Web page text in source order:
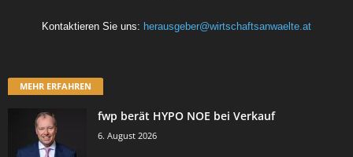
Kontaktieren Sie uns: herausgeber@wirtschaftsanwaelte.at
MEHR ERFAHREN
fwp berät HYPO NOE bei Verkauf
6. August 2026